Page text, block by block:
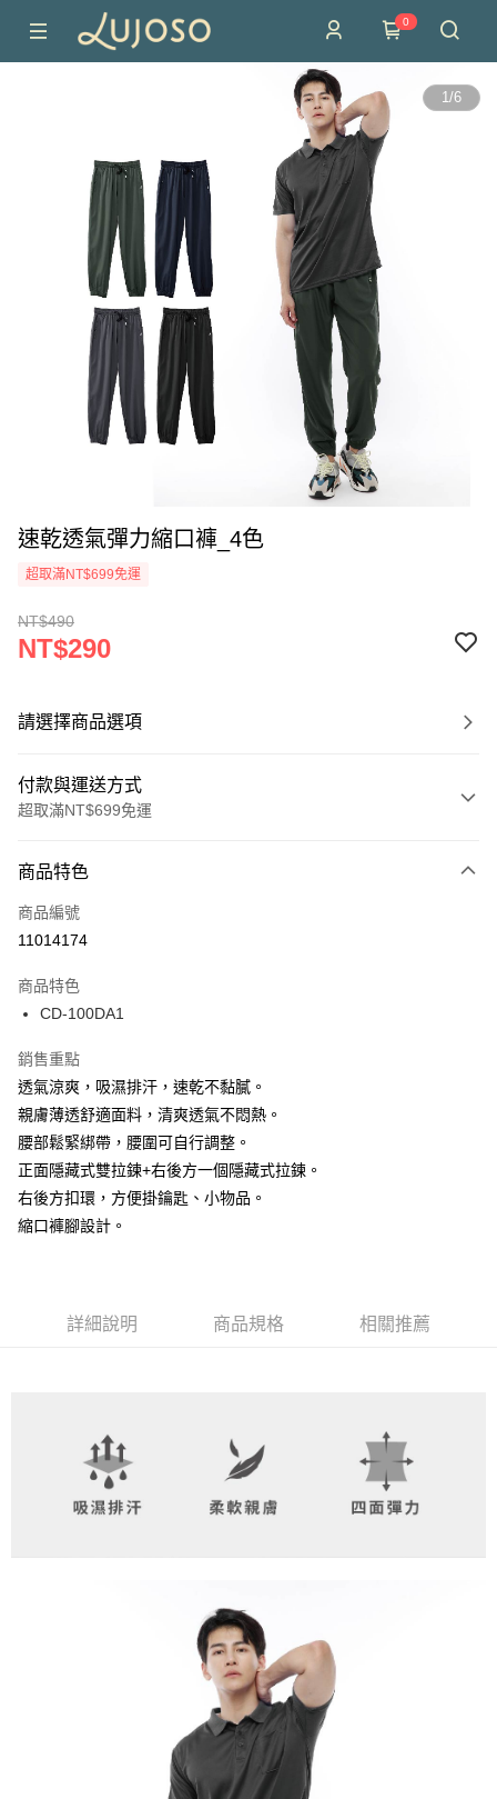
0
1/6
速乾透氣彈力縮口褲_4色
超取滿NT$699免運
NT$490
NT$290
請選擇商品選項
付款與運送方式
超取滿NT$699免運
信用卡一次付款
超商取貨付款
Apple Pay
街口支付
悠遊付
ATM付款
全家取貨付款
每筆NT$80，滿NT$699(含以上)免運費
付款後7-11取貨
每筆NT$80，滿NT$699(含以上)免運費
新竹物流/郵局
商品特色
商品編號
11014174
商品特色
CD-100DA1
銷售重點
透氣涼爽，吸濕排汗，速乾不黏膩。
親膚薄透舒適面料，清爽透氣不悶熱。
腰部鬆緊綁帶，腰圍可自行調整。
正面隱藏式雙拉鍊+右後方一個隱藏式拉鍊。
右後方扣環，方便掛鑰匙、小物品。
縮口褲腳設計。
詳細說明 商品規格 相關推薦